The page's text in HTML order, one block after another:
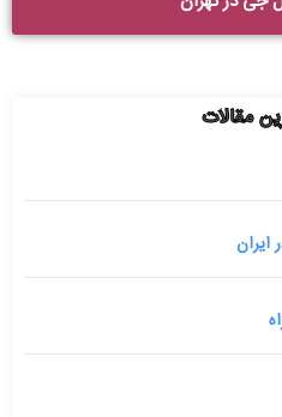
مقالات
ایران